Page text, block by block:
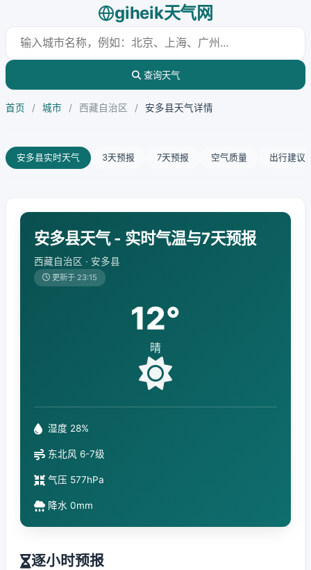
giheik天气网
查询天气
首页 / 城市 / 西藏自治区 / 安多县天气详情
安多县实时天气 3天预报 7天预报 空气质量 出行建议
安多县天气 - 实时气温与7天预报
西藏自治区 · 安多县
更新于 23:15
12°
晴
湿度 28%
东北风 6-7级
气压 577hPa
降水 0mm
逐小时预报